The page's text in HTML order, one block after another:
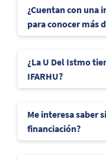
¿Cuentan con una
para conocer más
¿La U Del Istmo
IFARHU?
Me interesa saber
financiación?